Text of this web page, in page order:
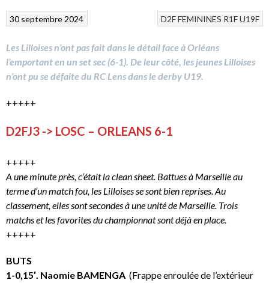
D2FFEMININES R1FU19F
30 septembre 2024
Les Lilloises n’ont pas fait dans le détail face à Orléans
l’emportant en un set sec (6-1). De leur côté, les jeunes Lilloises
n’ont pu se défaite du RC Lens dans le derby U19.
+++++
D2FJ3 -> LOSC – ORLEANS 6-1
+++++
A une minute près, c’était la clean sheet. Battues à Marseille au
terme d’un match fou, les Lilloises se sont bien reprises. Au
classement, elles sont secondes à une unité de Marseille. Trois
matchs et les favorites du championnat sont déjà en place.
+++++
BUTS
1-0,15′. Naomie BAMENGA (Frappe enroulée de l’extérieur